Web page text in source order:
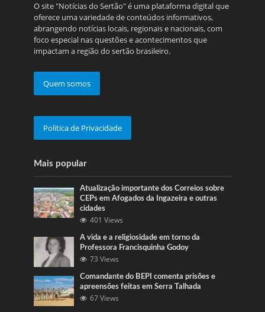
O site "Notícias do Sertão" é uma plataforma digital que
oferece uma variedade de conteúdos informativos,
abrangendo notícias locais, regionais e nacionais, com
foco especial nas questões e acontecimentos que
impactam a região do sertão brasileiro.
Quem somos
Politica de Privacidade
Mais popular
Atualização importante dos Correios sobre
CEPs em Afogados da Ingazeira e outras
cidades
401 Views
A vida e a religiosidade em torno da
Professora Francisquinha Godoy
73 Views
Comandante do BEPI comenta prisões e
apreensões feitas em Serra Talhada
67 Views